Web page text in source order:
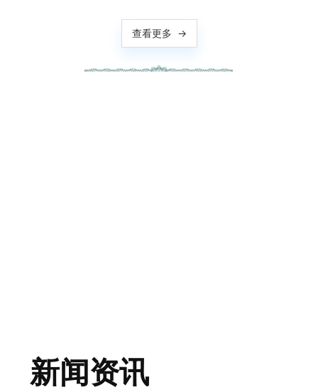
查看更多 →
新闻资讯